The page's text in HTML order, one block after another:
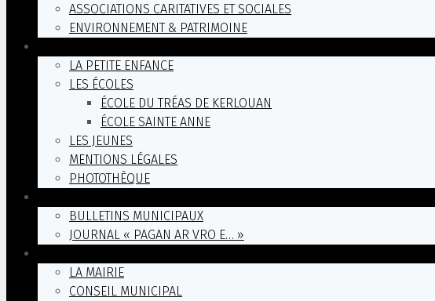
ASSOCIATIONS CARITATIVES ET SOCIALES
ENVIRONNEMENT & PATRIMOINE
LA PETITE ENFANCE
LES ÉCOLES
ÉCOLE DU TRÉAS DE KERLOUAN
ÉCOLE SAINTE ANNE
LES JEUNES
MENTIONS LÉGALES
PHOTOTHÈQUE
BULLETINS MUNICIPAUX
JOURNAL « PAGAN AR VRO E… »
LA MAIRIE
CONSEIL MUNICIPAL